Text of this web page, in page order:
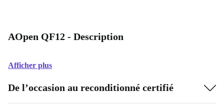
AOpen QF12 - Description
Afficher plus
De l’occasion au reconditionné certifié